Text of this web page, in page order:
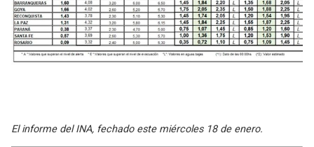
El informe del INA, fechado este miércoles 18 de enero.